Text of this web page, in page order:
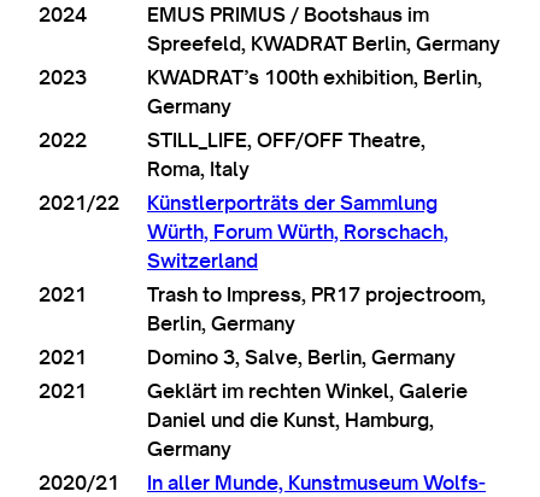
2024
EMUS PRIMUS / Boot­shaus im
Spreefeld, KWADRAT Ber­lin, Germany
2023
KWAD­RAT’s 100th exhib­i­tion, Ber­lin,
Germany
2022
STILL_LIFE, OFF/OFF Theatre,
Roma, Italy
2021/22
Künst­ler­porträts der Sammlung
Würth, For­um Würth, Rorschach,
Switzerland
2021
Trash to Impress, PR17 pro­jec­t­room,
Ber­lin, Germany
2021
Dom­ino 3, Salve, Ber­lin, Germany
2021
Geklärt im recht­en Winkel, Galer­ie
Daniel und die Kunst, Ham­burg,
Germany
2020/21
In aller Munde, Kun­st­mu­seum Wolfs­